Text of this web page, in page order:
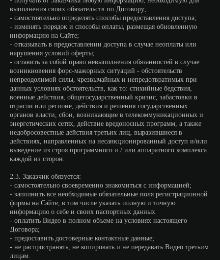
выполнения своих обязательств по Договору;
- самостоятельно определять способы предоставления доступа;
- изменять порядок и способы оплаты, размещая обновленную
информацию на Сайте;
- отказывать в предоставлении доступа в случае неоплаты или
нарушения условий оферты;
- оставить за собой право невыполнения обязанностей в случае
возникновения форс-мажорных ситуаций - обстоятельств
непреодолимой силы, чрезвычайных и непредотвратимых при
данных условиях обстоятельств, как то: стихийные бедствия,
военные действия, общегосударственный кризис, забастовки в
отрасли или регионе, действия и решения государственных
органов власти, сбои, возникающие в телекоммуникационных и
энергетических сетях, действие вредоносных программ, а также
недобросовестные действия третьих лиц, выразившиеся в
действиях, направленных на несанкционированный доступ и/или
выведение из строя программного и / или аппаратного комплекса
каждой из сторон.
2.3. Заказчик обязуется:
- самостоятельно своевременно знакомиться с информацией;
- заполнить все необходимые обязательные поля регистрационной
формы на Сайте, в том числе указать полную и точную
информацию о себе и своих паспортных данных
- оплатить Видео в полном объеме на условиях настоящего
Договора;
- предоставить достоверные контактные данные;
- не распространять, не копировать и не передавать Видео третьим
лицам.